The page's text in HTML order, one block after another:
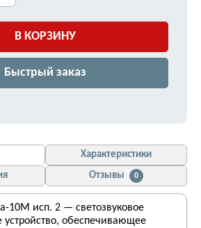
В КОРЗИНУ
Быстрый заказ
Характеристики
Отзывы 0
10М исп. 2 — светозвуковое
обеспечивающее